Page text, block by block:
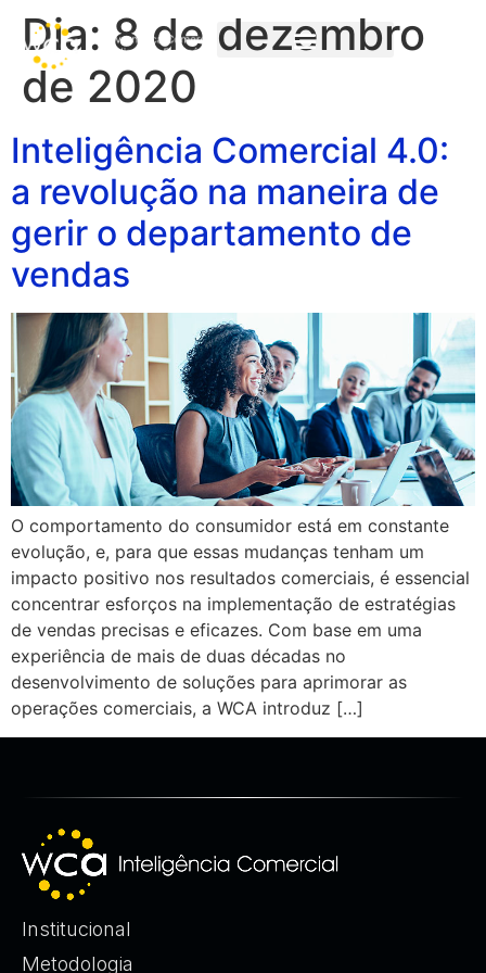
Dia: 8 de dezembro
de 2020
Inteligência Comercial 4.0:
a revolução na maneira de
gerir o departamento de
vendas
O comportamento do consumidor está em constante
evolução, e, para que essas mudanças tenham um
impacto positivo nos resultados comerciais, é essencial
concentrar esforços na implementação de estratégias
de vendas precisas e eficazes. Com base em uma
experiência de mais de duas décadas no
desenvolvimento de soluções para aprimorar as
operações comerciais, a WCA introduz […]
Institucional
Metodologia